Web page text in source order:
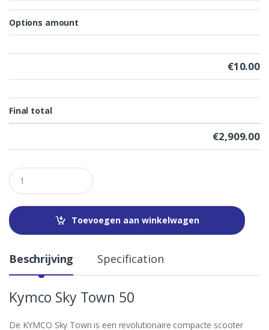
Options amount
€10.00
Final total
€2,909.00
Q
u
a
t
i
Toevoegen aan winkelwagen
Beschrijving Specification
Kymco Sky Town 50
De KYMCO Sky Town is een revolutionaire compacte scooter